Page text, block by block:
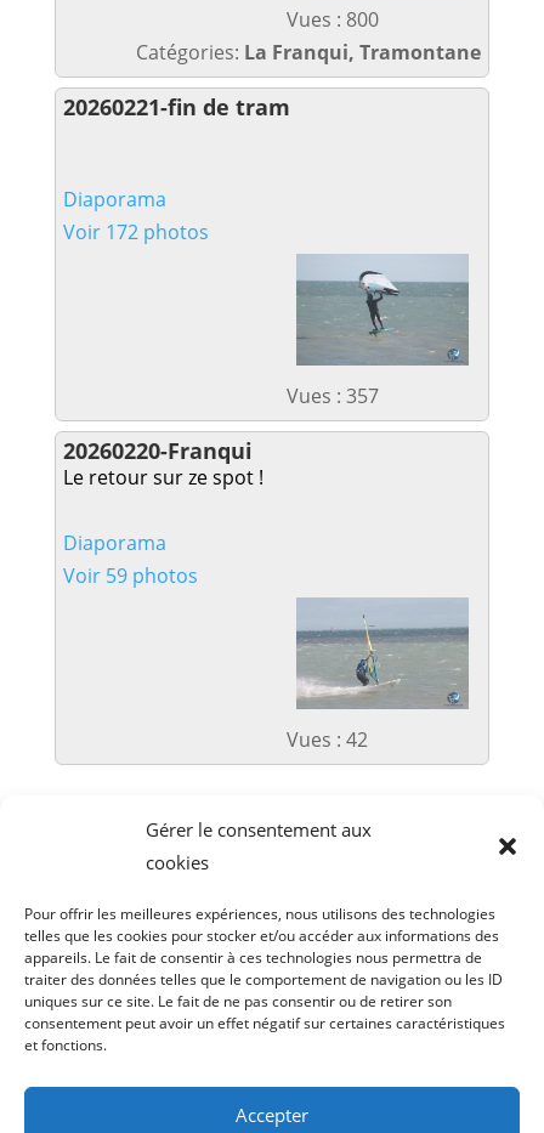
Gérer le consentement aux
cookies
Pour offrir les meilleures expériences, nous utilisons des technologies
telles que les cookies pour stocker et/ou accéder aux informations des
appareils. Le fait de consentir à ces technologies nous permettra de
traiter des données telles que le comportement de navigation ou les ID
uniques sur ce site. Le fait de ne pas consentir ou de retirer son
consentement peut avoir un effet négatif sur certaines caractéristiques
et fonctions.
Accepter
Vues : 800
Catégories: La Franqui, Tramontane
20260221-fin de tram
Diaporama
Voir 172 photos
Vues : 357
20260220-Franqui
Le retour sur ze spot !
Diaporama
Voir 59 photos
Vues : 42
Les galeries photos antérieures à 2022 sont
riders.com/multimedia